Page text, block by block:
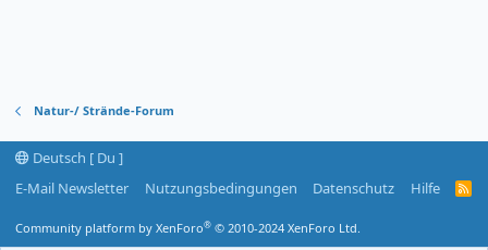
Natur-/ Strände-Forum
Deutsch [ Du ]
E-Mail Newsletter
Nutzungsbedingungen Datenschutz Hilfe
R
Community platform by XenForo® © 2010-2024 XenForo Ltd.